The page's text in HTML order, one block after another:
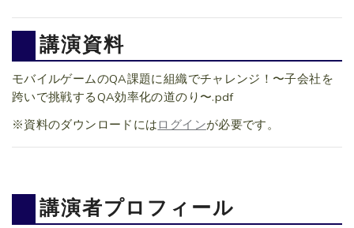
講演資料
モバイルゲームのQA課題に組織でチャレンジ！〜子会社を
跨いで挑戦するQA効率化の道のり〜.pdf
※資料のダウンロードには ログインが必要です。
講演者プロフィール